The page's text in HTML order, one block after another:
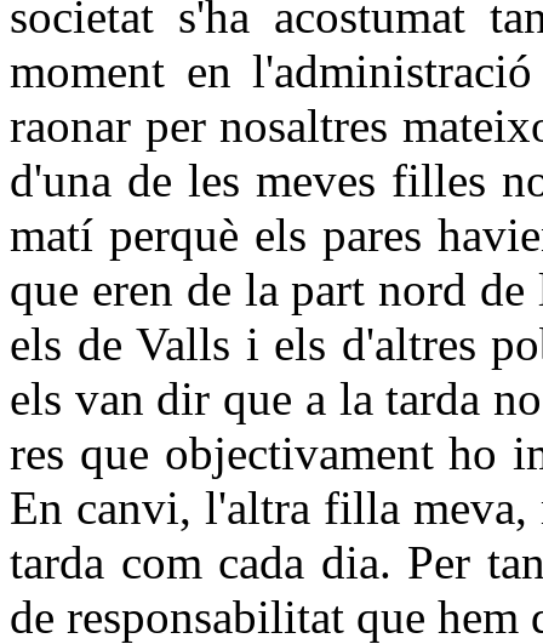
societat s'ha acostumat
moment en
raonar per nosaltres
d'una de les meves filles
matí perquè els pares
que eren de la part nord
els de Valls i els d'altres
els van dir que a la tarda
res que objectivament ho
En canvi, l'altra filla meva,
tarda com cada dia. Per
de responsabilitat que hem